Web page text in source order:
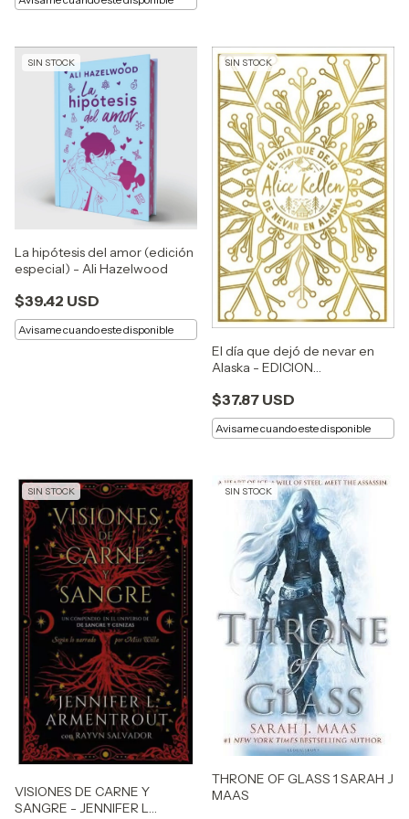
SIN STOCK
La hipótesis del amor (edición
especial) - Ali Hazelwood
$39.42 USD
Avisame cuando este disponible
SIN STOCK
El día que dejó de nevar en
Alaska - EDICION
$37.87 USD
Avisame cuando este disponible
SIN STOCK
VISIONES DE CARNE Y
SANGRE - JENNIFER L
SIN STOCK
THRONE OF GLASS 1 SARAH J
MAAS